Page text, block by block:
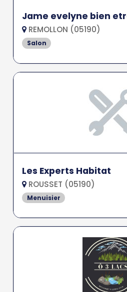
Jame evelyne bien
REMOLLON (05190)
Salon
Les Experts Habitat
ROUSSET (05190)
Menuisier